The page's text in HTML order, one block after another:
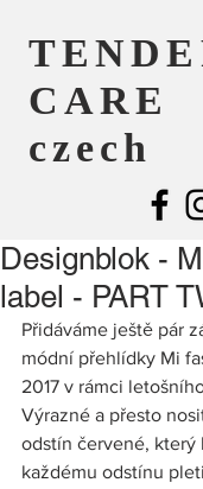
CARE
czech
Designblok -
label - PART
Přidáváme ještě pár
módní přehlídky Mi
2017 v rámci
Výrazné a přesto
odstín červené, který
každému odstínu